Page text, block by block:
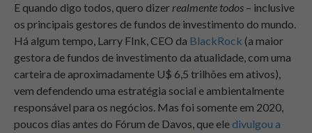
E quando digo todos, quero dizer realmente todos – inclusive
os principais gestores de fundos de investimento do mundo.
Há algum tempo, Larry FInk, CEO da BlackRock (a maior
gestora de fundos de investimento da atualidade, com uma
carteira de aproximadamente U$ 6,5 trilhões em ativos),
vem defendendo uma estratégia social e ambientalmente
responsável para os negócios. Mas foi somente em 2020,
poucos dias antes do Fórum de Davos, que ele divulgou a